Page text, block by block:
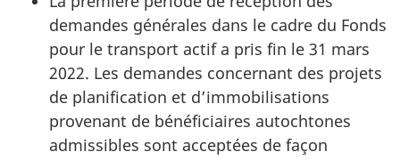
demandes générales dans le cadre du Fonds
pour le transport actif a pris fin le 31 mars
2022. Les demandes concernant des projets
de planification et d’immobilisations
provenant de bénéficiaires autochtones
admissibles sont acceptées de façon